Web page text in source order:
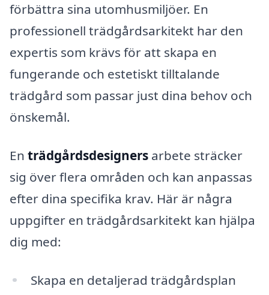
förbättra sina utomhusmiljöer. En
professionell trädgårdsarkitekt har den
expertis som krävs för att skapa en
fungerande och estetiskt tilltalande
trädgård som passar just dina behov och
önskemål.
En trädgårdsdesigners arbete sträcker
sig över flera områden och kan anpassas
efter dina specifika krav. Här är några
uppgifter en trädgårdsarkitekt kan hjälpa
dig med:
Skapa en detaljerad trädgårdsplan